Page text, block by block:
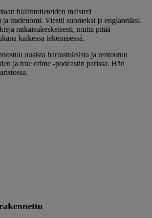
hallintotieteiden maisteri
tradenomi. Viestii suomeksi ja englanniksi.
ratkaisukeskeisesti, mutta pitää
kaikessa tekemisessä.
uusista harrastuksista ja rentoutuu
ja true crime -podcastin parissa. Hän